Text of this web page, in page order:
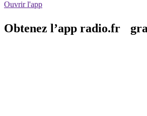
Ouvrir l'app
Obtenez l’app radio.fr